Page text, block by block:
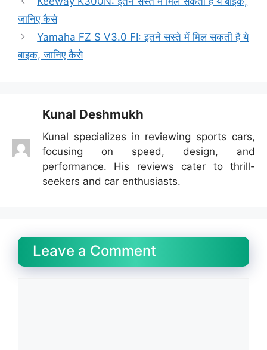
जानिए कैसे
Yamaha FZ S V3.0 FI: इतने सस्ते में मिल सकती है ये
बाइक, जानिए कैसे
Kunal Deshmukh
Kunal specializes in reviewing sports cars,
focusing on speed, design, and
performance. His reviews cater to thrill-
seekers and car enthusiasts.
Leave a Comment